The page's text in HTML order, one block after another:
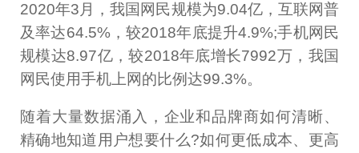
2020年3月，我国网民规模为9.04亿，互联网普
及率达64.5%，较2018年底提升4.9%;手机网民
规模达8.97亿，较2018年底增长7992万，我国
网民使用手机上网的比例达99.3%。
随着大量数据涌入，企业和品牌商如何清晰、
精确地知道用户想要什么?如何更低成本、更高